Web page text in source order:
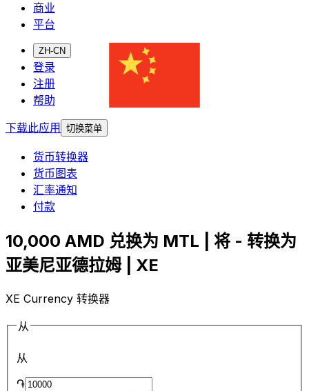
商业
平台
ZH-CN
登录
注册
帮助
下载此应用
切换菜单
货币转换器
货币图表
汇率通知
付款
10,000 AMD 兑换为 MTL | 将 - 转换为
亚美尼亚德拉姆 | XE
XE Currency 转换器
从
从
֏